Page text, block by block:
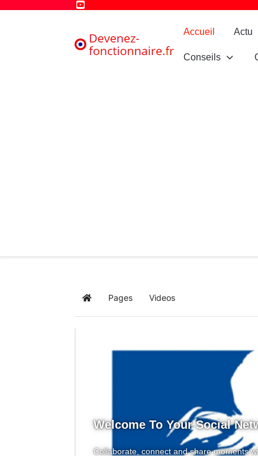
Accueil Actu
Conseils
Home Pages Videos
Welcome To Your Social
Collaborate, connect and share moments